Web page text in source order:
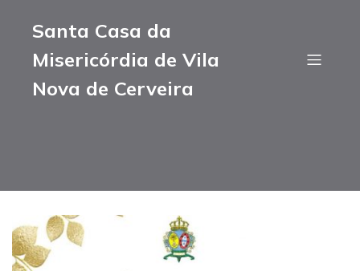
Santa Casa da
Misericórdia de Vila
Nova de Cerveira